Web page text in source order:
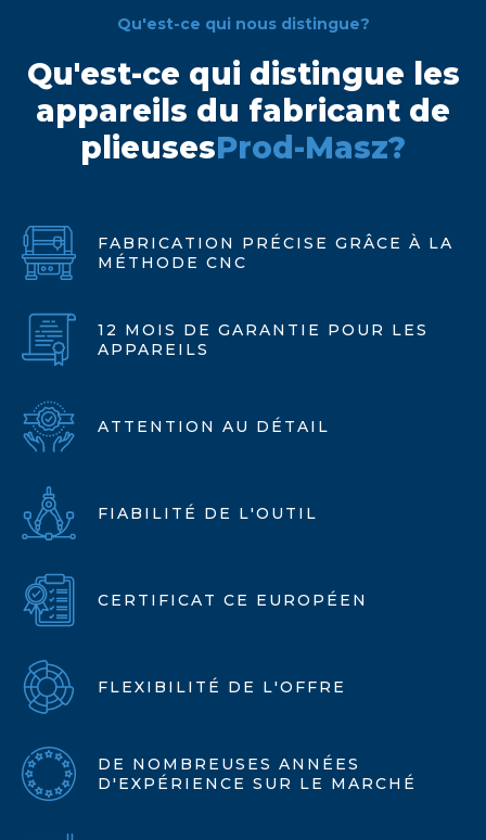
Qu'est-ce qui nous distingue?
Qu'est-ce qui distingue les
appareils du fabricant de
plieusesProd-Masz?
FABRICATION PRÉCISE GRÂCE À LA
MÉTHODE CNC
12 MOIS DE GARANTIE POUR LES
APPAREILS
ATTENTION AU DÉTAIL
FIABILITÉ DE L'OUTIL
CERTIFICAT CE EUROPÉEN
FLEXIBILITÉ DE L'OFFRE
DE NOMBREUSES ANNÉES
D'EXPÉRIENCE SUR LE MARCHÉ